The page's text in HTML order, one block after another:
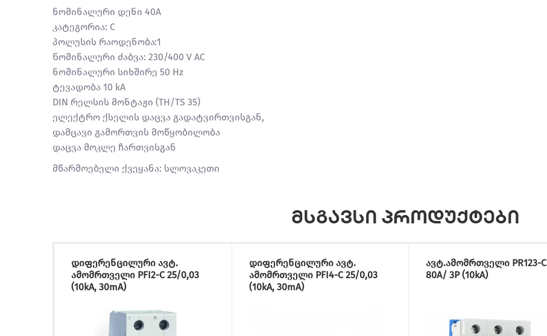
ნომინალური დენი 40A
კატეგორია: С
პოლუსის რაოდენობა:1
Ნომინალური ძაბვა: 230/400 V AC
ნომინალური სიხშირე 50 Hz
ტევადობა 10 kA
DIN რელსის მონტაჟი (TH/TS 35)
ელექტრო ქსელის დაცვა გადატვირთვისგან,
დამცავი გამორთვის მოწყობილობა
დაცვა მოკლე ჩართვისგან
მწარმოებელი ქვეყანა: სლოვაკეთი
მსგავსი პროდუქტები
დიფერენცილური ავტ.
ამომრთველი PFI2-C 25/0,03
(10kA, 30mA)
დიფერენცილური ავტ.
ამომრთველი PFI4-C 25/0,03
(10kA, 30mA)
ავტ.ამომრთველი PR123-C
80A/ 3P (10kA)